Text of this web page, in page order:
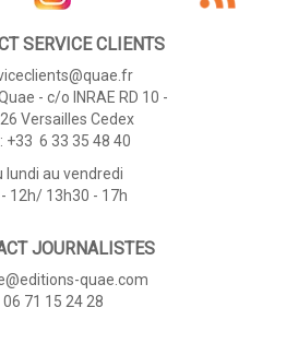
SERVICE CLIENTS
- c/o INRAE RD 10 -
Versailles Cedex
+33 6 33 35 48 40
lundi au vendredi
12h/ 13h30 - 17h
JOURNALISTES
quae.com
06 71 15 24 28